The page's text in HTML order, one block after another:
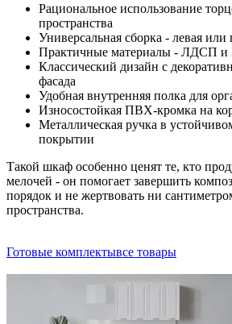
Рациональное использование
пространства
Универсальная сборка - левая или
Практичные материалы - ЛДСП
Классический дизайн с
фасада
Удобная внутренняя полка для
Износостойкая ПВХ-кромка на
Металлическая ручка в
покрытии
Такой шкаф особенно ценят те, кто
мелочей - он помогает завершить
порядок и не жертвовать ни
пространства.
Готовые комплектывсе товары